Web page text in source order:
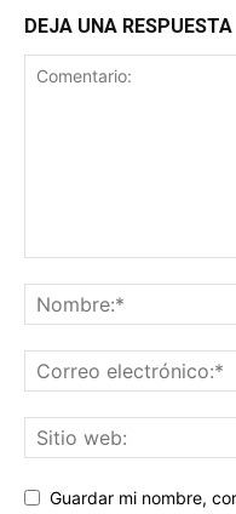
DEJA UNA RESPUESTA
Guardar mi nombre,